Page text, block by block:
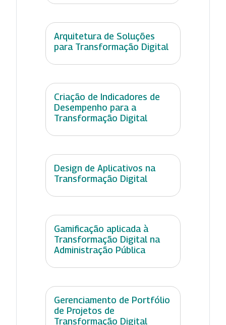
Arquitetura de Soluções
para Transformação Digital
Criação de Indicadores de
Desempenho para a
Transformação Digital
Design de Aplicativos na
Transformação Digital
Gamificação aplicada à
Transformação Digital na
Administração Pública
Gerenciamento de Portfólio
de Projetos de
Transformação Digital